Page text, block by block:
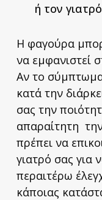
ή τον
Η φαγούρα
να εμφανιστεί
Αν το
κατά την
σας την
απαραίτητη
πρέπει να
γιατρό σας για
περαιτέρω
κάποιας